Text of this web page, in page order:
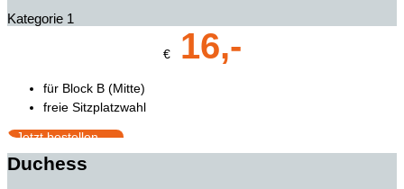
Kategorie 1
€16,-
für Block B (Mitte)
freie Sitzplatzwahl
Jetzt bestellen
Duchess